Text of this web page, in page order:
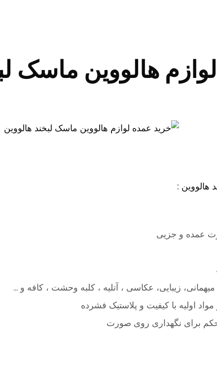
هالووین ماسک
:
عمده و جزیی
زیبایی، عکاسی ، آتلیه ، کلبه وحشت ، کافه و …
اولیه با کیفیت و پلاستیک فشرده
برای نگهداری روی صورت